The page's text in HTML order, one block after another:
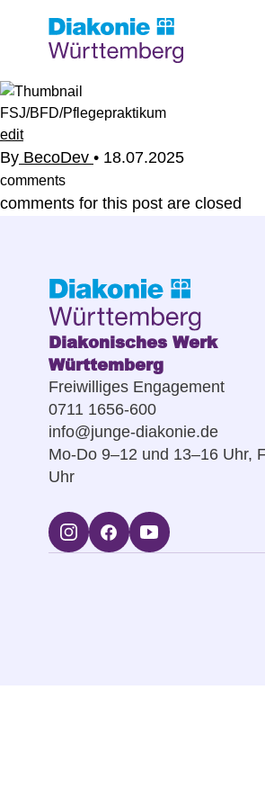
FSJ/BFD/Pflegepraktikum
edit
By BecoDev • 18.07.2025
comments
comments for this post are closed
Diakonisches Werk
Württemberg
Freiwilliges Engagement
0711 1656-600
info@junge-diakonie.de
Mo-Do 9–12 und 13–16 Uhr,
Uhr